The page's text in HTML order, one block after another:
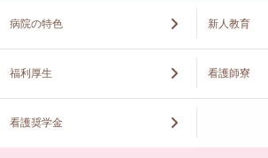
病院の特色 新人教育
福利厚生 看護師寮
看護奨学金